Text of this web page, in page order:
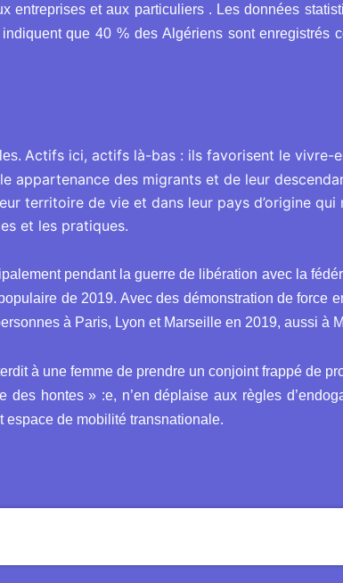
entreprises et aux particuliers . Les données
que 40 % des Algériens sont enregistrés
Actifs ici, actifs là-bas : ils favorisent le vivre-
appartenance des migrants et de leur
territoire de vie et dans leur pays d’origine qui
et les pratiques.
pendant la guerre de libération avec la
de 2019. Avec des démonstration de force
à Paris, Lyon et Marseille en 2019, aussi à
à une femme de prendre un conjoint frappé de
hontes » :e, n’en déplaise aux règles
espace de mobilité transnationale.